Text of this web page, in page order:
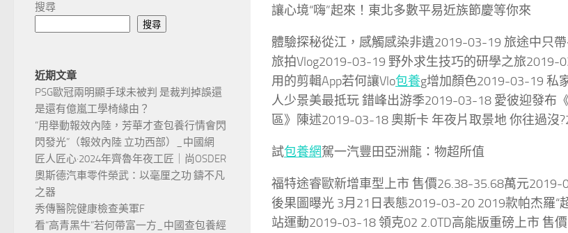
讓心境“嗨”起來！東北多數平易近族節慶等你來
體驗探秘從江，感觸感染非遺2019-03-19 旅途中只
旅拍Vlog2019-03-19 野外求生技巧的研學之旅2019-
用的剪輯App若何讓Vlo包養g增加顏色2019-03-19 私
人少景美最抵玩 錯峰出游季2019-03-18 愛彼迎發布
區》陳述2019-03-18 奧斯卡 年夜片取景地 你往過沒
試包養網駕一汽豐田亞洲龍：物超所值
福特途睿歐新增車型上市 售價26.38-35.68萬元2019-
後果圖曝光 3月21日表態2019-03-20 2019款帕杰羅“
站運動2019-03-18 領克02 2.0TD高能版重磅上市 售
搜尋
搜尋
近期文章
PSG歐冠兩明顯手球未被判 是裁判掉誤還
是還有億嵐工學椅緣由？
“用舉動報效內陸，芳華才查包養行情會閃
閃發光”（報效內陸 立功西部）_中國網
匠人匠心·2024年齊魯年夜工匠｜尚OSDER
奧斯德汽車零件榮武：以毫厘之功 鑄不凡
之器
秀傳醫院健康檢查美軍F
看“高青黑牛”若何帶富一方_中國查包養經